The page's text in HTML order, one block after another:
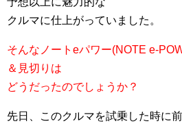
クルマに仕上がっていました。
そんなノートeパワー(NOTE e-
＆見切りは
どうだったのでしょうか？
先日、このクルマを試乗した時に